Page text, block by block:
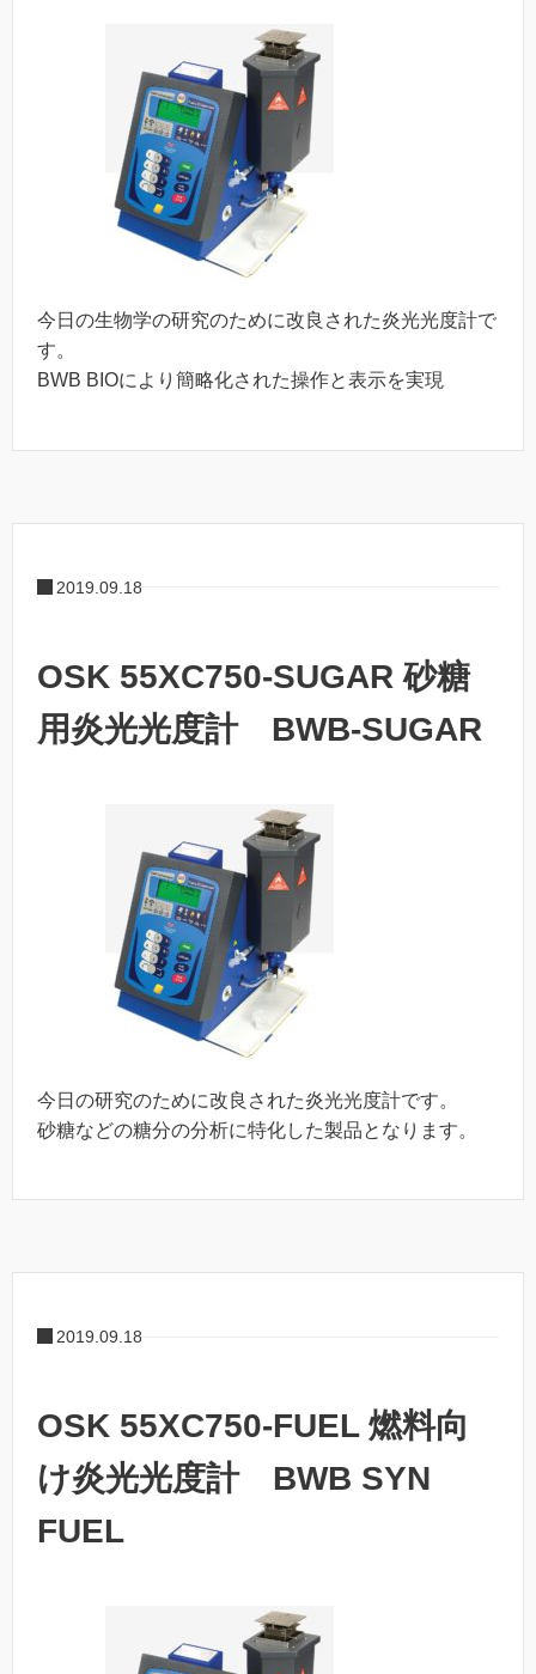
今日の生物学の研究のために改良された炎光光度計で
す。
BWB BIOにより簡略化された操作と表示を実現
2019.09.18
OSK 55XC750-SUGAR 砂糖
用炎光光度計 BWB-SUGAR
今日の研究のために改良された炎光光度計です。
砂糖などの糖分の分析に特化した製品となります。
2019.09.18
OSK 55XC750-FUEL 燃料向
け炎光光度計 BWB SYN
FUEL